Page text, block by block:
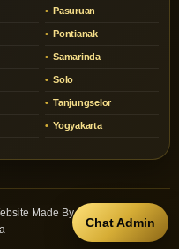
Pasuruan
Pontianak
Samarinda
Solo
Tanjungselor
Yogyakarta
Made By Radja Inovasi
Chat Admin